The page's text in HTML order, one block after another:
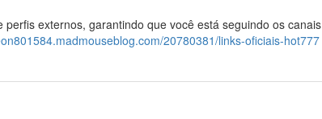
externos, garantindo que você está seguindo os canais
20780381/links-oficiais-hot777